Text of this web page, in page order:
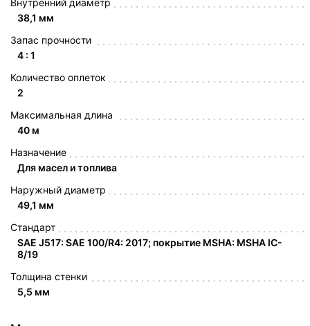
Внутренний диаметр
38,1 мм
Запас прочности
4 : 1
Количество оплеток
2
Максимальная длина
40 м
Назначение
Для масел и топлива
Наружный диаметр
49,1 мм
Стандарт
SAE J517: SAE 100/R4: 2017; покрытие MSHA: MSHA IC-
8/19
Толщина стенки
5,5 мм